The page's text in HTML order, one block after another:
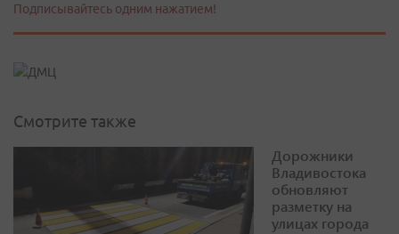
Подписывайтесь одним нажатием!
Смотрите также
Дорожники
Владивостока
обновляют
разметку на
улицах города